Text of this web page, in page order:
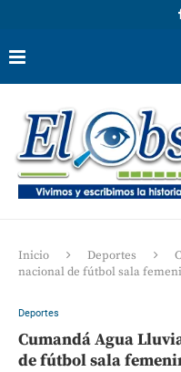
Inicio Deportes
nacional de fútbol sala
Deportes
Cumandá Agua
de fútbol sala